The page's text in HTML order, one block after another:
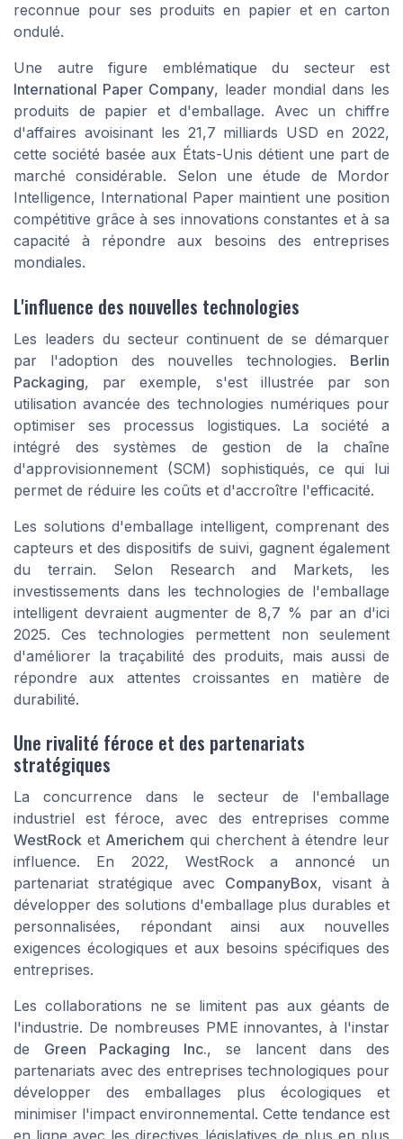
reconnue pour ses produits en papier et en carton
ondulé.
Une autre figure emblématique du secteur est
International Paper Company, leader mondial dans les
produits de papier et d'emballage. Avec un chiffre
d'affaires avoisinant les 21,7 milliards USD en 2022,
cette société basée aux États-Unis détient une part de
marché considérable. Selon une étude de Mordor
Intelligence, International Paper maintient une position
compétitive grâce à ses innovations constantes et à sa
capacité à répondre aux besoins des entreprises
mondiales.
L'influence des nouvelles technologies
Les leaders du secteur continuent de se démarquer
par l'adoption des nouvelles technologies. Berlin
Packaging, par exemple, s'est illustrée par son
utilisation avancée des technologies numériques pour
optimiser ses processus logistiques. La société a
intégré des systèmes de gestion de la chaîne
d'approvisionnement (SCM) sophistiqués, ce qui lui
permet de réduire les coûts et d'accroître l'efficacité.
Les solutions d'emballage intelligent, comprenant des
capteurs et des dispositifs de suivi, gagnent également
du terrain. Selon Research and Markets, les
investissements dans les technologies de l'emballage
intelligent devraient augmenter de 8,7 % par an d'ici
2025. Ces technologies permettent non seulement
d'améliorer la traçabilité des produits, mais aussi de
répondre aux attentes croissantes en matière de
durabilité.
Une rivalité féroce et des partenariats
stratégiques
La concurrence dans le secteur de l'emballage
industriel est féroce, avec des entreprises comme
WestRock et Americhem qui cherchent à étendre leur
influence. En 2022, WestRock a annoncé un
partenariat stratégique avec CompanyBox, visant à
développer des solutions d'emballage plus durables et
personnalisées, répondant ainsi aux nouvelles
exigences écologiques et aux besoins spécifiques des
entreprises.
Les collaborations ne se limitent pas aux géants de
l'industrie. De nombreuses PME innovantes, à l'instar
de Green Packaging Inc., se lancent dans des
partenariats avec des entreprises technologiques pour
développer des emballages plus écologiques et
minimiser l'impact environnemental. Cette tendance est